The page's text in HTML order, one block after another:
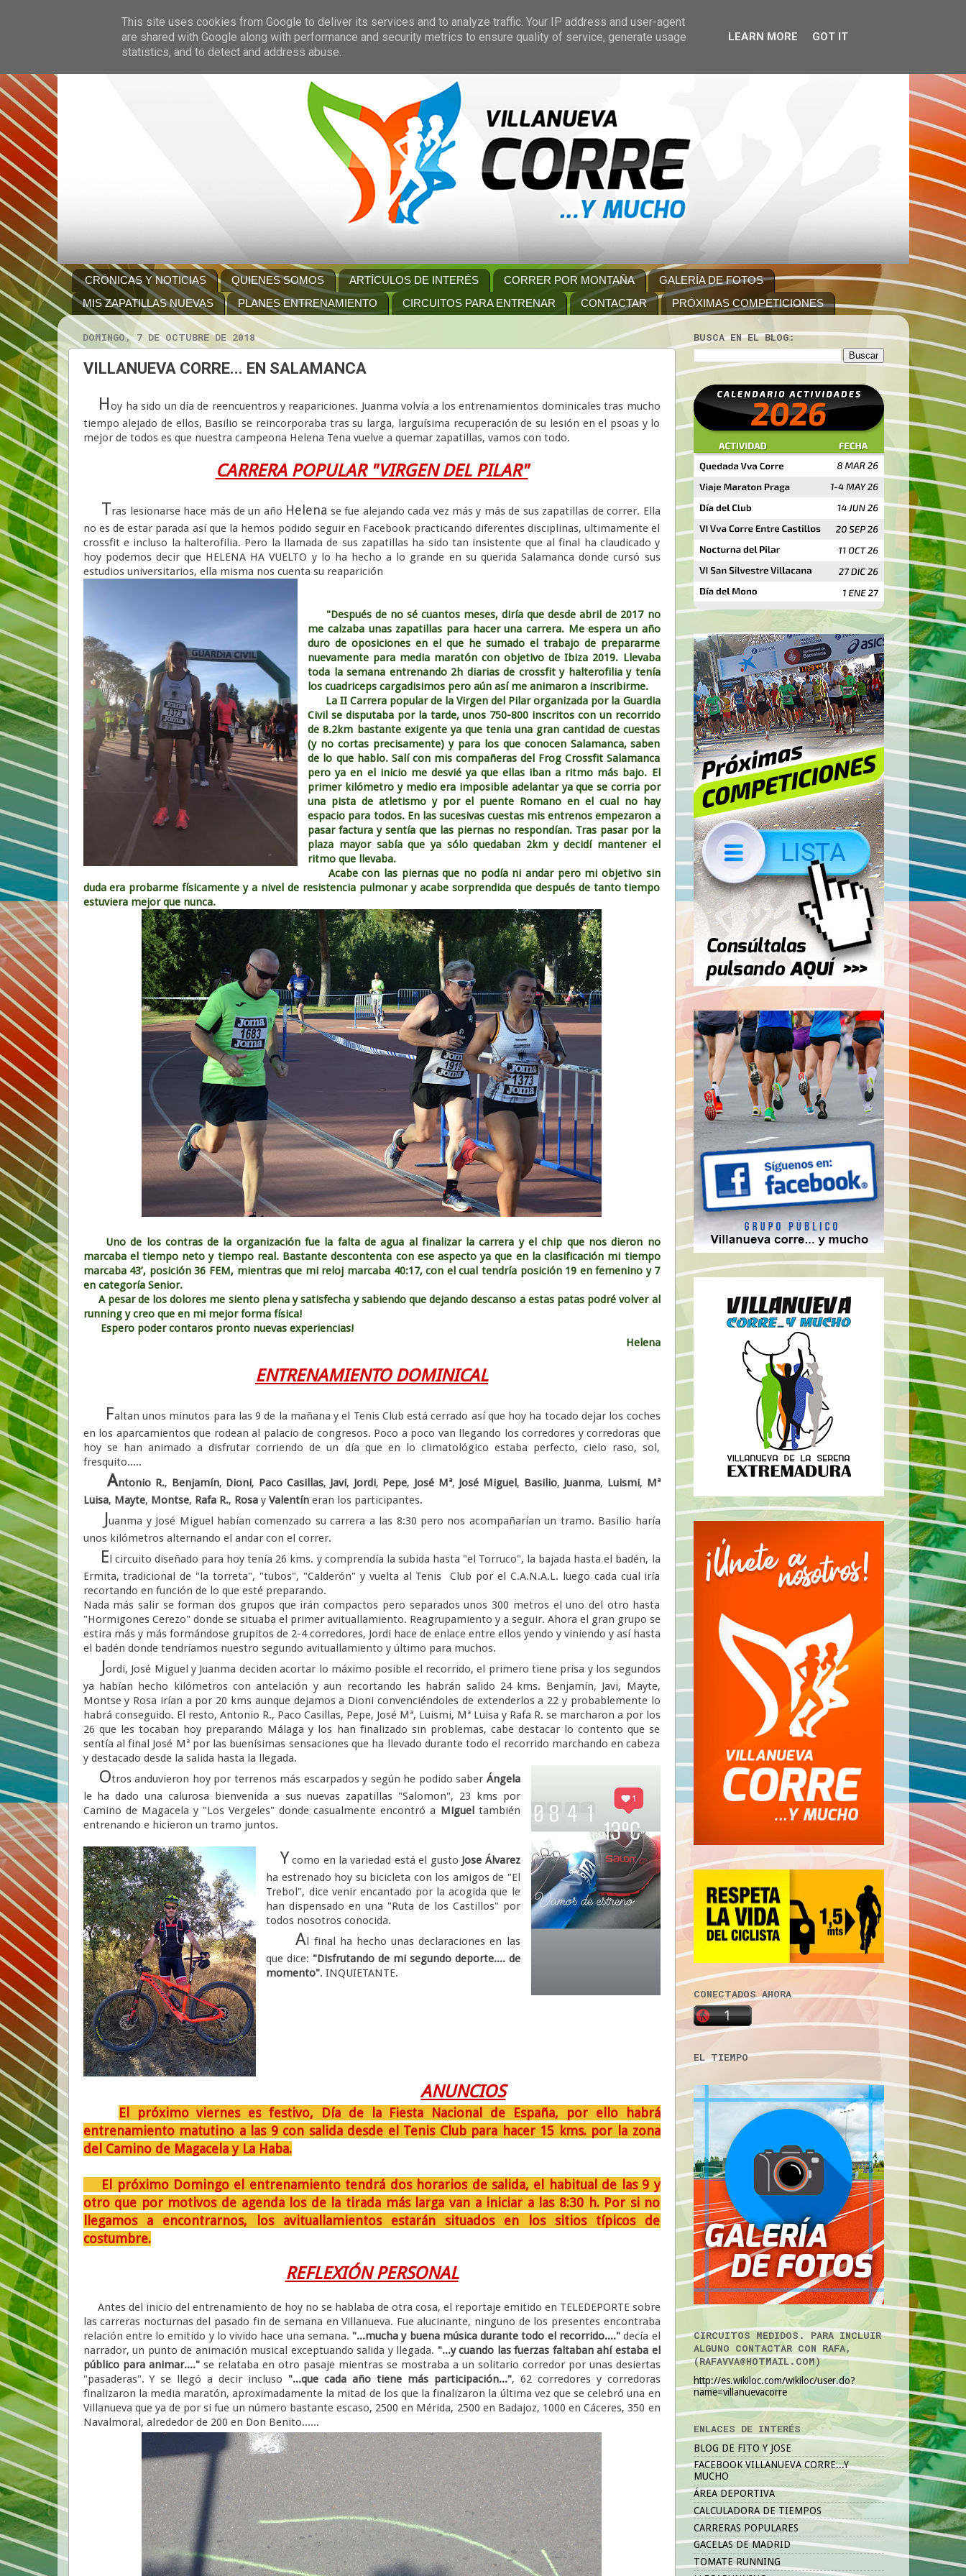
CRÓNICAS Y NOTICIAS QUIENES SOMOS ARTÍCULOS DE INTERÉS CORRER POR MONTAÑA
GALERÍA DE FOTOS
MIS ZAPATILLAS NUEVAS
PLANES ENTRENAMIENTO CIRCUITOS PARA ENTRENAR CONTACTAR PRÓXIMAS COMPETICIONES
DOMINGO, 7 DE OCTUBRE DE 2018
VILLANUEVA CORRE... EN SALAMANCA
Hoy ha sido un día de reencuentros y reapariciones. Juanma volvía a los entrenamientos dominicales tras mucho
tiempo alejado de ellos, Basilio se reincorporaba tras su larga, larguísima recuperación de su lesión en el psoas y lo
mejor de todos es que nuestra campeona Helena Tena vuelve a quemar zapatillas, vamos con todo.
CARRERA POPULAR "VIRGEN DEL PILAR"
Tras lesionarse hace más de un año Helena se fue alejando cada vez más y más de sus zapatillas de correr. Ella
no es de estar parada así que la hemos podido seguir en Facebook practicando diferentes disciplinas, ultimamente el
crossfit e incluso la halterofilia. Pero la llamada de sus zapatillas ha sido tan insistente que al final ha claudicado y
hoy podemos decir que HELENA HA VUELTO y lo ha hecho a lo grande en su querida Salamanca donde cursó sus
estudios universitarios, ella misma nos cuenta su reaparición
"Después de no sé cuantos meses, diría que desde abril de 2017 no
me calzaba unas zapatillas para hacer una carrera. Me espera un año
duro de oposiciones en el que he sumado el trabajo de prepararme
nuevamente para media maratón con objetivo de Ibiza 2019. Llevaba
toda la semana entrenando 2h diarias de crossfit y halterofilia y tenía
los cuadriceps cargadisimos pero aún así me animaron a inscribirme.
La II Carrera popular de la Virgen del Pilar organizada por la Guardia
Civil se disputaba por la tarde, unos 750-800 inscritos con un recorrido
de 8.2km bastante exigente ya que tenia una gran cantidad de cuestas
(y no cortas precisamente) y para los que conocen Salamanca, saben
de lo que hablo. Salí con mis compañeras del Frog Crossfit Salamanca
pero ya en el inicio me desvié ya que ellas iban a ritmo más bajo. El
primer kilómetro y medio era imposible adelantar ya que se corria por
una pista de atletismo y por el puente Romano en el cual no hay
espacio para todos. En las sucesivas cuestas mis entrenos empezaron a
pasar factura y sentía que las piernas no respondían. Tras pasar por la
plaza mayor sabía que ya sólo quedaban 2km y decidí mantener el
ritmo que llevaba.
Acabe con las piernas que no podía ni andar pero mi objetivo sin
duda era probarme físicamente y a nivel de resistencia pulmonar y acabe sorprendida que después de tanto tiempo
estuviera mejor que nunca.
Uno de los contras de la organización fue la falta de agua al finalizar la carrera y el chip que nos dieron no
marcaba el tiempo neto y tiempo real. Bastante descontenta con ese aspecto ya que en la clasificación mi tiempo
marcaba 43’, posición 36 FEM, mientras que mi reloj marcaba 40:17, con el cual tendría posición 19 en femenino y 7
en categoría Senior.
A pesar de los dolores me siento plena y satisfecha y sabiendo que dejando descanso a estas patas podré volver al
running y creo que en mi mejor forma física!
Espero poder contaros pronto nuevas experiencias!
Helena
ENTRENAMIENTO DOMINICAL
Faltan unos minutos para las 9 de la mañana y el Tenis Club está cerrado así que hoy ha tocado dejar los coches
en los aparcamientos que rodean al palacio de congresos. Poco a poco van llegando los corredores y corredoras que
hoy se han animado a disfrutar corriendo de un día que en lo climatológico estaba perfecto, cielo raso, sol,
fresquito.....
Antonio R., Benjamín, Dioni, Paco Casillas, Javi, Jordi, Pepe, José Mª, José Miguel, Basilio, Juanma, Luismi, Mª
Luisa, Mayte, Montse, Rafa R., Rosa y Valentíneran los participantes.
Juanma y José Miguel habían comenzado su carrera a las 8:30 pero nos acompañarían un tramo. Basilio haría
unos kilómetros alternando el andar con el correr.
El circuito diseñado para hoy tenía 26 kms. y comprendía la subida hasta "el Torruco", la bajada hasta el badén, la
Ermita, tradicional de "la torreta", "tubos", "Calderón" y vuelta al Tenis Club por el C.A.N.A.L. luego cada cual iría
recortando en función de lo que esté preparando.
Nada más salir se forman dos grupos que irán compactos pero separados unos 300 metros el uno del otro hasta
"Hormigones Cerezo" donde se situaba el primer avituallamiento. Reagrupamiento y a seguir. Ahora el gran grupo se
estira más y más formándose grupitos de 2-4 corredores, Jordi hace de enlace entre ellos yendo y viniendo y así hasta
el badén donde tendríamos nuestro segundo avituallamiento y último para muchos.
Jordi, José Miguel y Juanma deciden acortar lo máximo posible el recorrido, el primero tiene prisa y los segundos
ya habían hecho kilómetros con antelación y aun recortando les habrán salido 24 kms. Benjamín, Javi, Mayte,
Montse y Rosa irían a por 20 kms aunque dejamos a Dioni convenciéndoles de extenderlos a 22 y probablemente lo
habrá conseguido. El resto, Antonio R., Paco Casillas, Pepe, José Mª, Luismi, Mª Luisa y Rafa R. se marcharon a por los
26 que les tocaban hoy preparando Málaga y los han finalizado sin problemas, cabe destacar lo contento que se
sentía al final José Mª por las buenísimas sensaciones que ha llevado durante todo el recorrido marchando en cabeza
y destacado desde la salida hasta la llegada.
Otros anduvieron hoy por terrenos más escarpados y según he podido saber Ángela
le ha dado una calurosa bienvenida a sus nuevas zapatillas "Salomon", 23 kms por
Camino de Magacela y "Los Vergeles" donde casualmente encontró a Miguel también
entrenando e hicieron un tramo juntos.
Y como en la variedad está el gusto Jose Álvarez
ha estrenado hoy su bicicleta con los amigos de "El
Trebol", dice venir encantado por la acogida que le
han dispensado en una "Ruta de los Castillos" por
todos nosotros conocida.
Al final ha hecho unas declaraciones en las
que dice: "Disfrutando de mi segundo deporte.... de
momento". INQUIETANTE.
ANUNCIOS
El próximo viernes es festivo, Día de la Fiesta Nacional de España, por ello habrá
entrenamiento matutino a las 9 con salida desde el Tenis Club para hacer 15 kms. por la zona
del Camino de Magacela y La Haba.
El próximo Domingo el entrenamiento tendrá dos horarios de salida, el habitual de las 9 y
otro que por motivos de agenda los de la tirada más larga van a iniciar a las 8:30 h. Por si no
llegamos a encontrarnos, los avituallamientos estarán situados en los sitios típicos de
costumbre.
REFLEXIÓN PERSONAL
Antes del inicio del entrenamiento de hoy no se hablaba de otra cosa, el reportaje emitido en TELEDEPORTE sobre
las carreras nocturnas del pasado fin de semana en Villanueva. Fue alucinante, ninguno de los presentes encontraba
relación entre lo emitido y lo vivido hace una semana. "...mucha y buena música durante todo el recorrido...."decía el
narrador, un punto de animación musical exceptuando salida y llegada. "...y cuando las fuerzas faltaban ahí estaba el
público para animar...."se relataba en otro pasaje mientras se mostraba a un solitario corredor por unas desiertas
"pasaderas". Y se llegó a decir incluso "...que cada año tiene más participación...", 62 corredores y corredoras
finalizaron la media maratón, aproximadamente la mitad de los que la finalizaron la última vez que se celebró una en
Villanueva que ya de por si fue un número bastante escaso, 2500 en Mérida, 2500 en Badajoz, 1000 en Cáceres, 350 en
Navalmoral, alrededor de 200 en Don Benito......
BUSCA EN EL BLOG:
CONECTADOS AHORA
EL TIEMPO
CIRCUITOS MEDIDOS. PARA INCLUIR
ALGUNO CONTACTAR CON RAFA,
(RAFAVVA@HOTMAIL.COM)
http://es.wikiloc.com/wikiloc/user.do?
name=villanuevacorre
ENLACES DE INTERÉS
BLOG DE FITO Y JOSE
FACEBOOK VILLANUEVA CORRE...Y
MUCHO
ÁREA DEPORTIVA
CALCULADORA DE TIEMPOS
CARRERAS POPULARES
GACELAS DE MADRID
TOMATE RUNNING
This site uses cookies from Google to deliver its services and to analyze traffic. Your IP address and user-agent
are shared with Google along with performance and security metrics to ensure quality of service, generate usage
statistics, and to detect and address abuse.
LEARN MORE GOT IT